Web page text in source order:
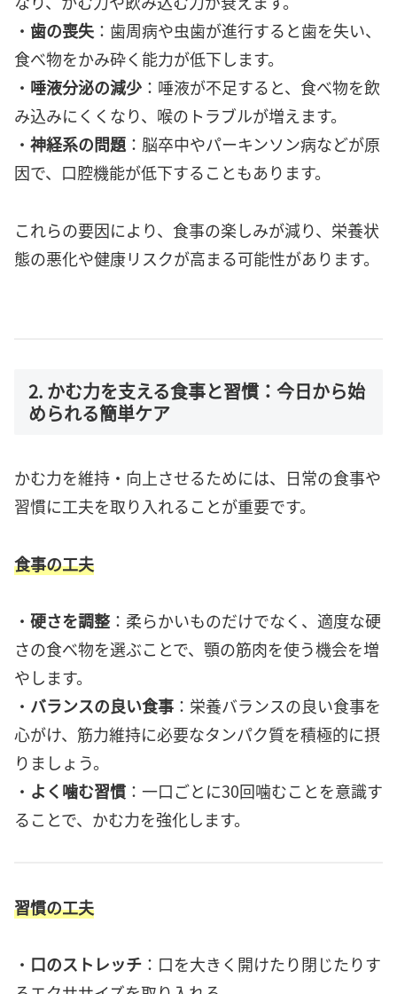
・ 歯の喪失：歯周病や虫歯が進行すると歯を失い、
食べ物をかみ砕く能力が低下します。
・ 唾液分泌の減少 ：唾液が不足すると、食べ物を飲
み込みにくくなり、喉のトラブルが増えます。
・ 神経系の問題：脳卒中やパーキンソン病などが原
因で、口腔機能が低下することもあります。
これらの要因により、食事の楽しみが減り、栄養状
態の悪化や健康リスクが高まる可能性があります。
2. かむ力を支える食事と習慣：今日から始
められる簡単ケア
かむ力を維持・向上させるためには、日常の食事や
習慣に工夫を取り入れることが重要です。
食事の工夫
・ 硬さを調整 ：柔らかいものだけでなく、適度な硬
さの食べ物を選ぶことで、顎の筋肉を使う機会を増
やします。
・ バランスの良い食事 ：栄養バランスの良い食事を
心がけ、筋力維持に必要なタンパク質を積極的に摂
りましょう。
・ よく噛む習慣 ：一口ごとに30回噛むことを意識す
ることで、かむ力を強化します。
習慣の工夫
・ 口のストレッチ ：口を大きく開けたり閉じたりす